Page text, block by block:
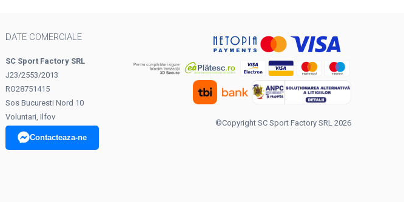
DATE COMERCIALE
SC Sport Factory SRL
J23/2553/2013
RO28751415
Sos Bucuresti Nord 10
Voluntari, Ilfov
Contacteaza-ne
©Copyright SC Sport Factory SRL 2026